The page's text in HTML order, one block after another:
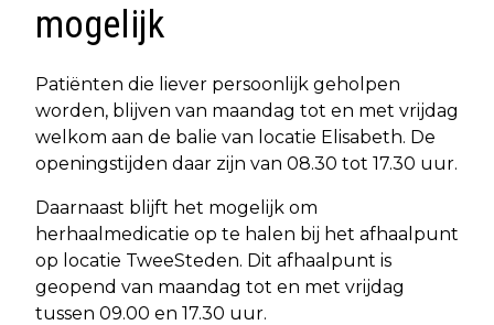
mogelijk
Patiënten die liever persoonlijk geholpen
worden, blijven van maandag tot en met vrijdag
welkom aan de balie van locatie Elisabeth. De
openingstijden daar zijn van 08.30 tot 17.30 uur.
Daarnaast blijft het mogelijk om
herhaalmedicatie op te halen bij het afhaalpunt
op locatie TweeSteden. Dit afhaalpunt is
geopend van maandag tot en met vrijdag
tussen 09.00 en 17.30 uur.